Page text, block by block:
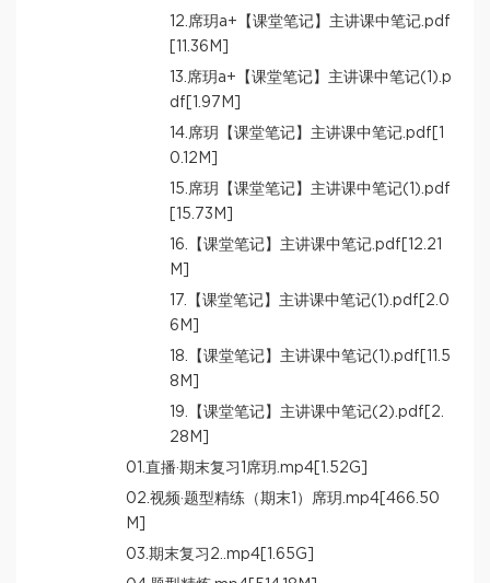
12.席玥a+【课堂笔记】主讲课中笔记.pdf
[11.36M]
13.席玥a+【课堂笔记】主讲课中笔记(1).p
df[1.97M]
14.席玥【课堂笔记】主讲课中笔记.pdf[1
0.12M]
15.席玥【课堂笔记】主讲课中笔记(1).pdf
[15.73M]
16.【课堂笔记】主讲课中笔记.pdf[12.21
M]
17.【课堂笔记】主讲课中笔记(1).pdf[2.0
6M]
18.【课堂笔记】主讲课中笔记(1).pdf[11.5
8M]
19.【课堂笔记】主讲课中笔记(2).pdf[2.
28M]
01.直播·期末复习1席玥.mp4[1.52G]
02.视频·题型精练（期末1）席玥.mp4[466.50
M]
03.期末复习2..mp4[1.65G]